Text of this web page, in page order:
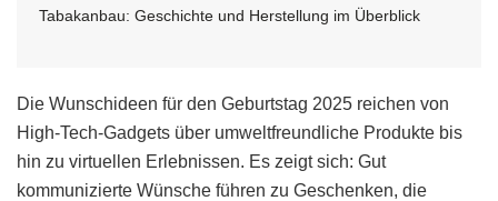
Tabakanbau: Geschichte und Herstellung im Überblick
Die Wunschideen für den Geburtstag 2025 reichen von
High-Tech-Gadgets über umweltfreundliche Produkte bis
hin zu virtuellen Erlebnissen. Es zeigt sich: Gut
kommunizierte Wünsche führen zu Geschenken, die